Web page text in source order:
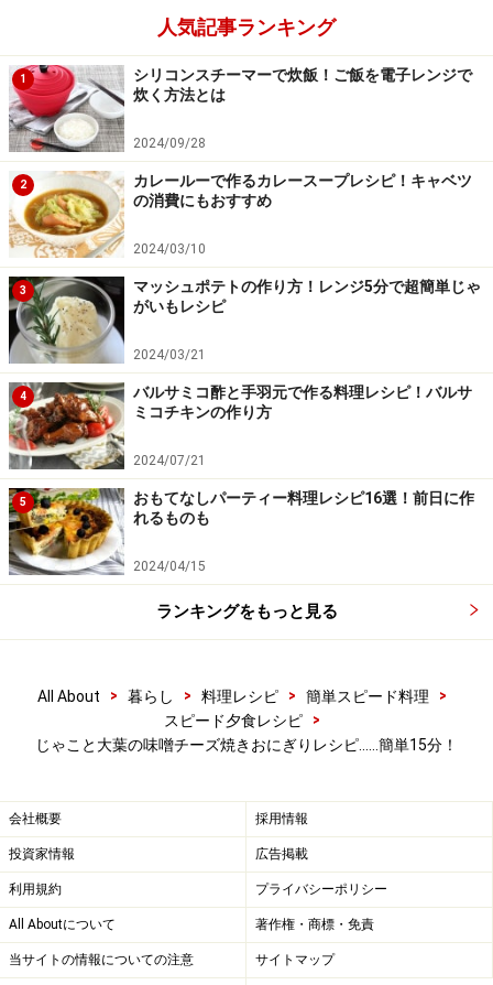
4
中火で、おにぎり両面にこんがり焼き色をつける。
フライパンに油を入れ、中火で、おにぎり両面にこんが
り焼き色をつけます。 トッピングの大葉をそえれば、さ
らに風味良くいただけます。
人気記事ランキング
1
シリコンスチーマーで炊飯！ご飯を電子レンジで
炊く方法とは
2024/09/28
2
カレールーで作るカレースープレシピ！キャベツ
の消費にもおすすめ
2024/03/10
3
マッシュポテトの作り方！レンジ5分で超簡単じゃ
がいもレシピ
2024/03/21
4
バルサミコ酢と手羽元で作る料理レシピ！バルサ
ミコチキンの作り方
2024/07/21
5
おもてなしパーティー料理レシピ16選！前日に作
れるものも
2024/04/15
ランキングをもっと見る
All About > 暮らし > 料理レシピ > 簡単スピード料理
>
スピード夕食レシピ
>
じゃこと大葉の味噌チーズ焼きおにぎりレシピ……簡単15分！
会社概要 採用情報
投資家情報 広告掲載
利用規約 プライバシーポリシー
All Aboutについて 著作権・商標・免責
当サイトの情報についての注意 サイトマップ